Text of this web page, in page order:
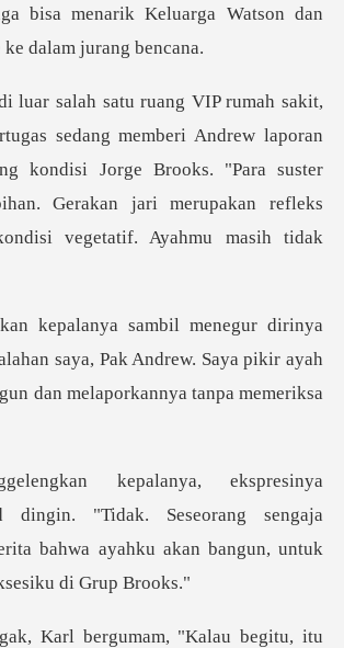
bisa mena
Andrew laporan
kondisi Jorge Brooks. "Para suster
Ge
saya, Pak Andrew. Saya pikir ayah
ingin. "Tidak. Seseorang sengaja
bahwa ay
ergumam, "Kalau begitu,